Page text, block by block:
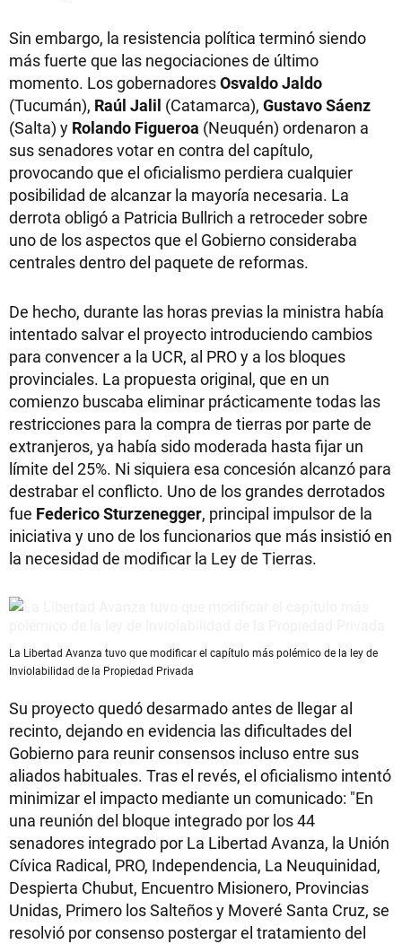
Sin embargo, la resistencia política terminó siendo
más fuerte que las negociaciones de último
momento. Los gobernadoresOsvaldo Jaldo
(Tucumán), Raúl Jalil (Catamarca), Gustavo Sáenz
(Salta) y Rolando Figueroa (Neuquén) ordenaron a
sus senadores votar en contra del capítulo,
provocando que el oficialismo perdiera cualquier
posibilidad de alcanzar la mayoría necesaria. La
derrota obligó a Patricia Bullrich a retroceder sobre
uno de los aspectos que el Gobierno consideraba
centrales dentro del paquete de reformas.
De hecho, durante las horas previas la ministra había
intentado salvar el proyecto introduciendo cambios
para convencer a la UCR, al PRO y a los bloques
provinciales. La propuesta original, que en un
comienzo buscaba eliminar prácticamente todas las
restricciones para la compra de tierras por parte de
extranjeros, ya había sido moderada hasta fijar un
límite del 25%. Ni siquiera esa concesión alcanzó para
destrabar el conflicto. Uno de los grandes derrotados
fue Federico Sturzenegger, principal impulsor de la
iniciativa y uno de los funcionarios que más insistió en
la necesidad de modificar la Ley de Tierras.
La Libertad Avanza tuvo que modificar el capítulo más polémico de la ley de
Inviolabilidad de la Propiedad Privada
Su proyecto quedó desarmado antes de llegar al
recinto, dejando en evidencia las dificultades del
Gobierno para reunir consensos incluso entre sus
aliados habituales. Tras el revés, el oficialismo intentó
minimizar el impacto mediante un comunicado: "En
una reunión del bloque integrado por los 44
senadores integrado por La Libertad Avanza, la Unión
Cívica Radical, PRO, Independencia, La Neuquinidad,
Despierta Chubut, Encuentro Misionero, Provincias
Unidas, Primero los Salteños y Moveré Santa Cruz, se
resolvió por consenso postergar el tratamiento del